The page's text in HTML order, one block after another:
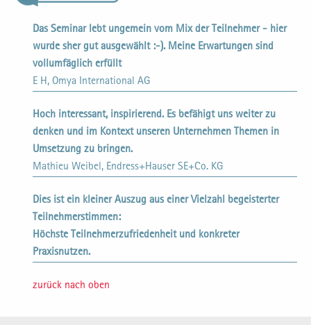
Das Seminar lebt ungemein vom Mix der Teilnehmer - hier
wurde sher gut ausgewählt :-). Meine Erwartungen sind
vollumfäglich erfüllt
E H, Omya International AG
Hoch interessant, inspirierend. Es befähigt uns weiter zu
denken und im Kontext unseren Unternehmen Themen in
Umsetzung zu bringen.
Mathieu Weibel, Endress+Hauser SE+Co. KG
Dies ist ein kleiner Auszug aus einer Vielzahl begeisterter
Teilnehmerstimmen:
Höchste Teilnehmerzufriedenheit und konkreter
Praxisnutzen.
zurück nach oben